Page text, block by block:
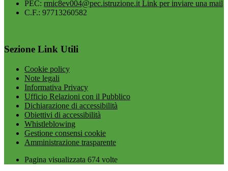
PEC: rmic8ev004@pec.istruzione.it Link per inviare una mail
C.F.: 97713260582
Sezione Link Utili
Cookie policy
Note legali
Informativa Privacy
Ufficio Relazioni con il Pubblico
Dichiarazione di accessibilità
Obiettivi di accessibilità
Whistleblowing
Gestione consensi cookie
Amministrazione trasparente
Pagina visualizzata 674 volte